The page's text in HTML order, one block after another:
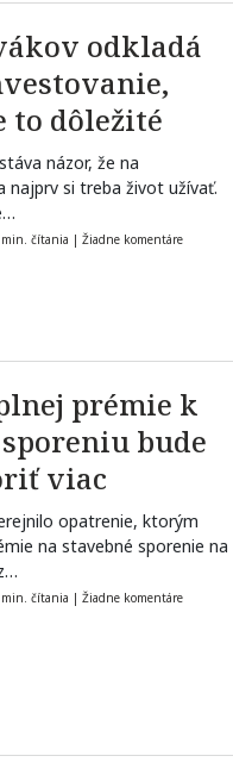
odkladá
to dôležité
názor, že na
najprv si treba život užívať.
čítania | Žiadne komentáre
prémie k
bude
viac
opatrenie, ktorým
na stavebné sporenie na
min. čítania | Žiadne komentáre